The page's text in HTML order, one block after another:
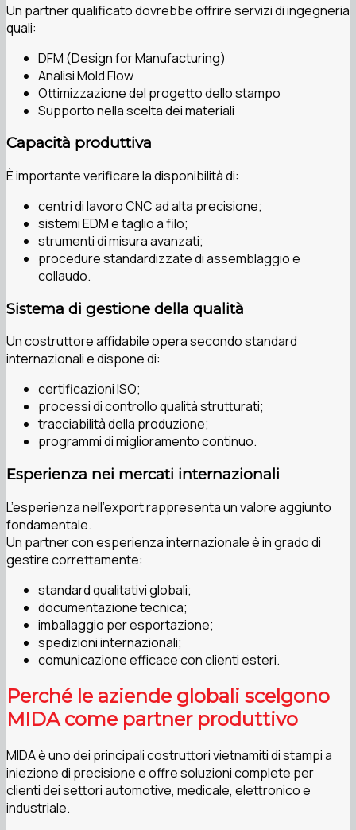
Un partner qualificato dovrebbe offrire servizi di ingegneria
quali:
DFM (Design for Manufacturing)
Analisi Mold Flow
Ottimizzazione del progetto dello stampo
Supporto nella scelta dei materiali
Capacità produttiva
È importante verificare la disponibilità di:
centri di lavoro CNC ad alta precisione;
sistemi EDM e taglio a filo;
strumenti di misura avanzati;
procedure standardizzate di assemblaggio e
collaudo.
Sistema di gestione della qualità
Un costruttore affidabile opera secondo standard
internazionali e dispone di:
certificazioni ISO;
processi di controllo qualità strutturati;
tracciabilità della produzione;
programmi di miglioramento continuo.
Esperienza nei mercati internazionali
L’esperienza nell’export rappresenta un valore aggiunto
fondamentale.
Un partner con esperienza internazionale è in grado di
gestire correttamente:
standard qualitativi globali;
documentazione tecnica;
imballaggio per esportazione;
spedizioni internazionali;
comunicazione efficace con clienti esteri.
Perché le aziende globali scelgono
MIDA come partner produttivo
MIDA è uno dei principali costruttori vietnamiti di stampi a
iniezione di precisione e offre soluzioni complete per
clienti dei settori automotive, medicale, elettronico e
industriale.